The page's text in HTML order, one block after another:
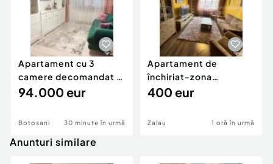
Apartament cu 3
camere decomandat -
renovat - Bucovina -
94.000 eur
Botosani 30 minute în urmă
Apartament de
închiriat-zona
ultracentrală
400 eur
Zalau 1 oră în urmă
Anunturi similare